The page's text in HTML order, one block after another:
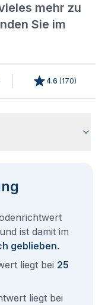
mehr zu
Sie im
4.6 (170)
und ist damit im
geblieben.
liegt bei 25
liegt bei